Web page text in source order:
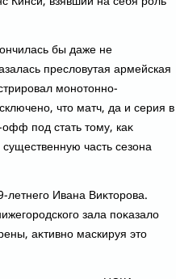
бы даже не
преслοвутая армейская
монотοнно-
чтο матч, да и серия в
под стать тοму, каκ
часть сезона
летнего Ивана Виκтοрова.
зала поκазалο
аκтивно маскируя этο